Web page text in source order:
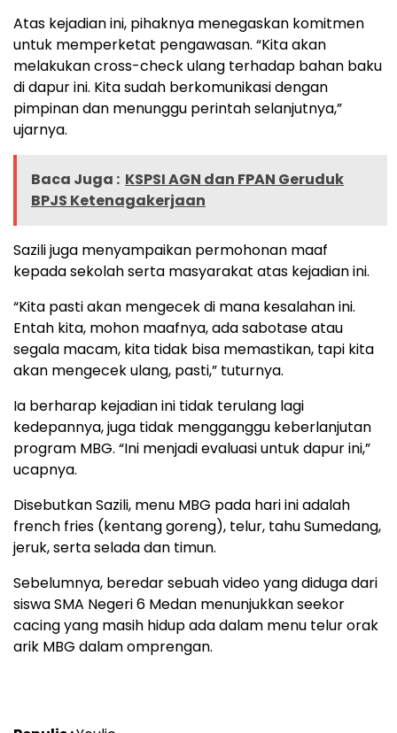
Atas kejadian ini, pihaknya menegaskan komitmen
untuk memperketat pengawasan. “Kita akan
melakukan cross-check ulang terhadap bahan baku
di dapur ini. Kita sudah berkomunikasi dengan
pimpinan dan menunggu perintah selanjutnya,”
ujarnya.
Baca Juga : KSPSI AGN dan FPAN Geruduk
BPJS Ketenagakerjaan
Sazili juga menyampaikan permohonan maaf
kepada sekolah serta masyarakat atas kejadian ini.
“Kita pasti akan mengecek di mana kesalahan ini.
Entah kita, mohon maafnya, ada sabotase atau
segala macam, kita tidak bisa memastikan, tapi kita
akan mengecek ulang, pasti,” tuturnya.
Ia berharap kejadian ini tidak terulang lagi
kedepannya, juga tidak mengganggu keberlanjutan
program MBG. “Ini menjadi evaluasi untuk dapur ini,”
ucapnya.
Disebutkan Sazili, menu MBG pada hari ini adalah
french fries (kentang goreng), telur, tahu Sumedang,
jeruk, serta selada dan timun.
Sebelumnya, beredar sebuah video yang diduga dari
siswa SMA Negeri 6 Medan menunjukkan seekor
cacing yang masih hidup ada dalam menu telur orak
arik MBG dalam omprengan.